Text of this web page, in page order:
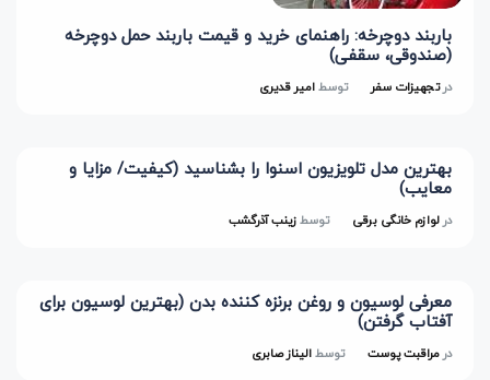
باربند دوچرخه: راهنمای خرید و قیمت باربند حمل دوچرخه
(صندوقی، سقفی)
درتجهیزات سفر توسطامیر قدیری
بهترین مدل تلویزیون اسنوا را بشناسید (کیفیت/ مزایا و
معایب)
درلوازم خانگی برقی توسطزینب آذرگشب
معرفی لوسیون و روغن برنزه کننده بدن (بهترین لوسیون برای
آفتاب گرفتن)
درمراقبت پوست توسطالیناز صابری